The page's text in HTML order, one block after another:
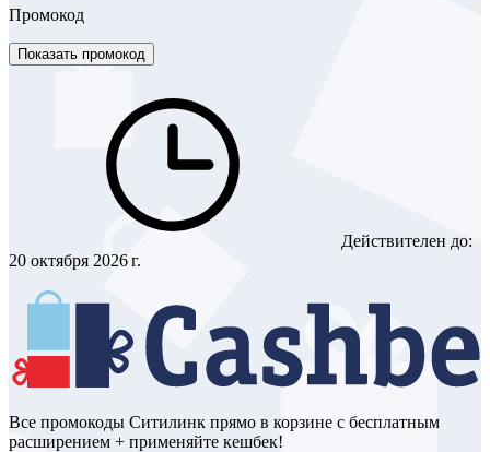
Промокод
Показать промокод
Действителен до:
20 октября 2026 г.
Все промокоды Ситилинк прямо в корзине с бесплатным
расширением + применяйте кешбек!